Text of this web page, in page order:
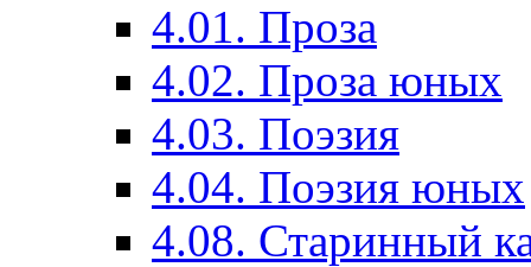
4.01. Проза
4.02. Проза юных
4.03. Поэзия
4.04. Поэзия юных
4.08. Старинный